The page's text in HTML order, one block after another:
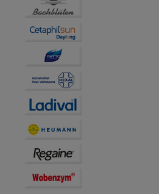
Seite an bevorzugte
Spracheinstellung)
ermöglichen es uns
zugeschrittene Inhalte
Partnerprogramm zu
Hierüber lassen sich
Art und Weise der Nutzung
mit deren Hilfe wir unsere
auch die Werbung auf
für Sie zu gestalten.
Daten hierfür teilweise an
soziale Medien